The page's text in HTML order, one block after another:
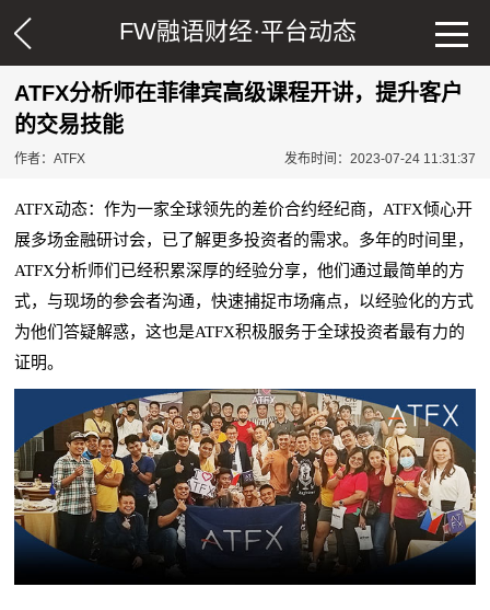
FW融语财经·平台动态
ATFX分析师在菲律宾高级课程开讲，提升客户
的交易技能
作者：ATFX 发布时间：2023-07-24 11:31:37
ATFX动态：作为一家全球领先的差价合约经纪商，ATFX倾心开
展多场金融研讨会，已了解更多投资者的需求。多年的时间里，
ATFX分析师们已经积累深厚的经验分享，他们通过最简单的方
式，与现场的参会者沟通，快速捕捉市场痛点，以经验化的方式
为他们答疑解惑，这也是ATFX积极服务于全球投资者最有力的
证明。